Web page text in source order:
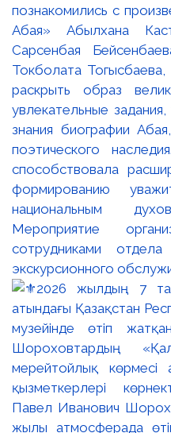
познакомились с
Абая» Абылхана
Сарсенбая
Токболата
раскрыть образ
увлекательные
знания биографии
поэтического
способствовала
формированию
национальным
Мероприятие
сотрудниками
экскурсионного